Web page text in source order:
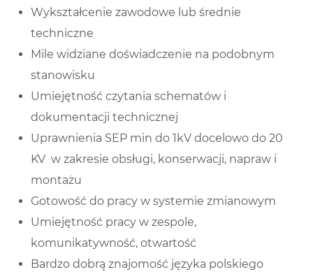
Wykształcenie zawodowe lub średnie
techniczne
Mile widziane doświadczenie na podobnym
stanowisku
Umiejętność czytania schematów i
dokumentacji technicznej
Uprawnienia SEP min do 1kV docelowo do 20
KV w zakresie obsługi, konserwacji, napraw i
montażu
Gotowość do pracy w systemie zmianowym
Umiejętność pracy w zespole,
komunikatywność, otwartość
Bardzo dobrą znajomość języka polskiego